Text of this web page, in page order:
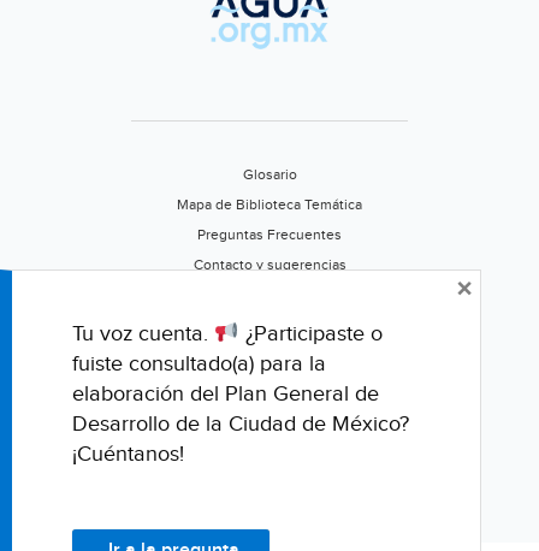
Glosario
Mapa de Biblioteca Temática
Preguntas Frecuentes
Contacto y sugerencias
Califica este portal
Tu voz cuenta.
¿Participaste o
fuiste consultado(a) para la
elaboración del Plan General de
Desarrollo de la Ciudad de México?
¡Cuéntanos!
×